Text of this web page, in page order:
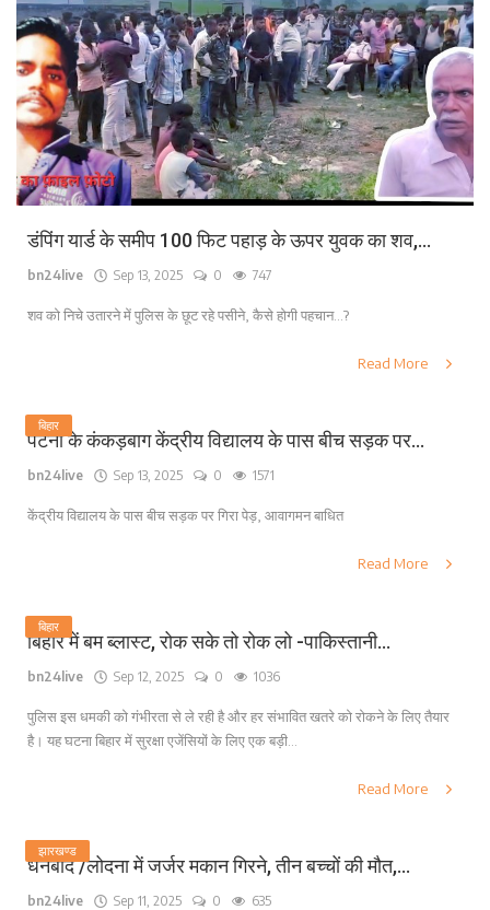
डंपिंग यार्ड के समीप 100 फिट पहाड़ के ऊपर युवक का शव,...
bn24live Sep 13, 2025 0 747
शव को निचे उतारने में पुलिस के छूट रहे पसीने, कैसे होगी पहचान...?
Read More
बिहार
पटना के कंकड़बाग केंद्रीय विद्यालय के पास बीच सड़क पर...
bn24live Sep 13, 2025 0 1571
केंद्रीय विद्यालय के पास बीच सड़क पर गिरा पेड़, आवागमन बाधित
Read More
बिहार
बिहार में बम ब्लास्ट, रोक सके तो रोक लो -पाकिस्तानी...
bn24live Sep 12, 2025 0 1036
पुलिस इस धमकी को गंभीरता से ले रही है और हर संभावित खतरे को रोकने के लिए तैयार
है। यह घटना बिहार में सुरक्षा एजेंसियों के लिए एक बड़ी...
Read More
झारखण्ड
धनबाद /लोदना में जर्जर मकान गिरने, तीन बच्चों की मौत,...
bn24live Sep 11, 2025 0 635